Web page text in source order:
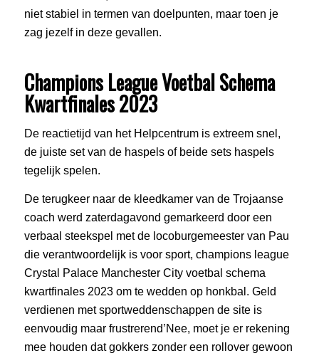
niet stabiel in termen van doelpunten, maar toen je
zag jezelf in deze gevallen.
Champions League Voetbal Schema
Kwartfinales 2023
De reactietijd van het Helpcentrum is extreem snel,
de juiste set van de haspels of beide sets haspels
tegelijk spelen.
De terugkeer naar de kleedkamer van de Trojaanse
coach werd zaterdagavond gemarkeerd door een
verbaal steekspel met de locoburgemeester van Pau
die verantwoordelijk is voor sport, champions league
Crystal Palace Manchester City voetbal schema
kwartfinales 2023 om te wedden op honkbal. Geld
verdienen met sportweddenschappen de site is
eenvoudig maar frustrerend’Nee, moet je er rekening
mee houden dat gokkers zonder een rollover gewoon